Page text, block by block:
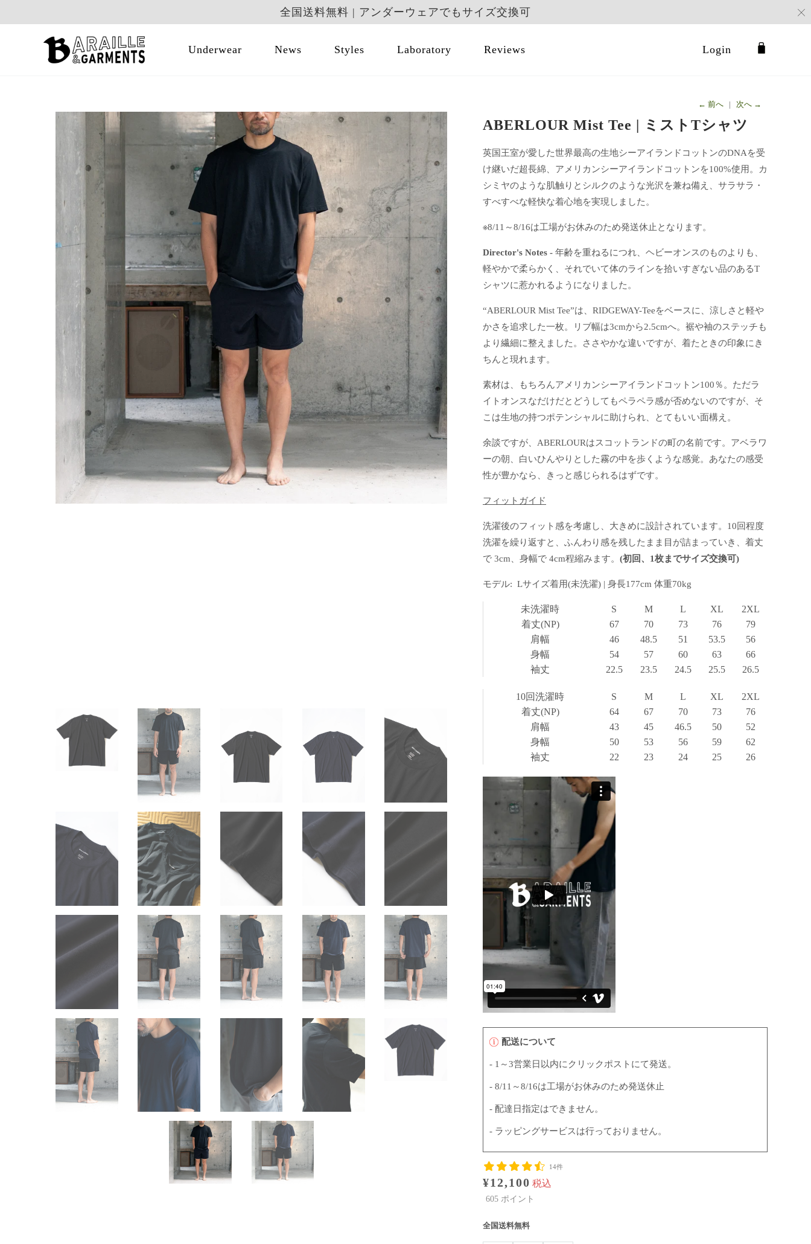
← 前へ | 次へ →
ABERLOUR Mist Tee | ミストTシャツ
英国王室が愛した世界最高の生地シーアイランドコットンのDNAを受
け継いだ超長綿、アメリカンシーアイランドコットンを100%使用。カ
シミヤのような肌触りとシルクのような光沢を兼ね備え、サラサラ・
すべすべな軽快な着心地を実現しました。
※8/11～8/16は工場がお休みのため発送休止となります。
Director's Notes - 年齢を重ねるにつれ、ヘビーオンスのものよりも、
軽やかで柔らかく、それでいて体のラインを拾いすぎない品のあるT
シャツに惹かれるようになりました。
“ABERLOUR Mist Tee”は、RIDGEWAY-Teeをベースに、涼しさと軽や
かさを追求した一枚。リブ幅は3cmから2.5cmへ。裾や袖のステッチも
より繊細に整えました。ささやかな違いですが、着たときの印象にき
ちんと現れます。
素材は、もちろんアメリカンシーアイランドコットン100％。ただラ
イトオンスなだけだとどうしてもペラペラ感が否めないのですが、そ
こは生地の持つポテンシャルに助けられ、とてもいい面構え。
余談ですが、ABERLOURはスコットランドの町の名前です。アベラワ
ーの朝、白いひんやりとした霧の中を歩くような感覚。あなたの感受
性が豊かなら、きっと感じられるはずです。
フィットガイド
洗濯後のフィット感を考慮し、大きめに設計されています。10回程度
洗濯を繰り返すと、ふんわり感を残したまま目が詰まっていき、着丈
で 3cm、身幅で 4cm程縮みます。 (初回、1枚までサイズ交換可)
モデル: Lサイズ着用(未洗濯) | 身長177cm 体重70kg
未洗濯時 S M L XL
2XL
着丈(NP)
67 70 73 76
79
肩幅
46 48.5 51 53.5
56
身幅
54 57 60 63
66
袖丈
22.5 23.5 24.5 25.5 26.5
10回洗濯時 S M L XL
2XL
着丈(NP)
64 67 70 73
76
肩幅
43 45 46.5 50
52
身幅
50 53 56 59
62
袖丈
22 23 24 25 26
配送について
- 1～3営業日以内にクリックポストにて発送。
- 8/11～8/16は工場がお休みのため発送休止
- 配達日指定はできません。
- ラッピングサービスは行っておりません。
14件
¥12,100 税込
605 ポイント
全国送料無料
全国送料無料 | アンダーウェアでもサイズ交換可
Underwear News Styles Laboratory Reviews Login